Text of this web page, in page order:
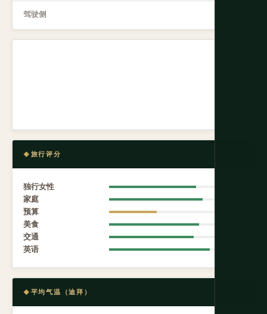
驾驶侧
旅行评分
独行女性
家庭
预算
美食
交通
英语
平均气温（迪拜）